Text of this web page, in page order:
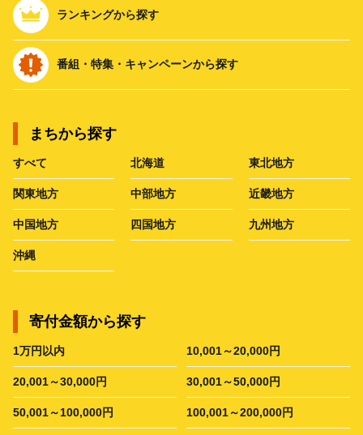
ランキングから探す
番組・特集・キャンペーンから探す
まちから探す
すべて 北海道 東北地方
関東地方 中部地方 近畿地方
中国地方 四国地方 九州地方
沖縄
寄付金額から探す
1万円以内 10,001～20,000円
20,001～30,000円 30,001～50,000円
50,001～100,000円 100,001～200,000円